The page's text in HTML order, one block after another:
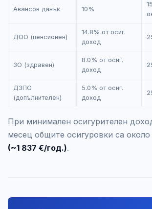
Авансов данък 10%
ДОО (пенсионен)
14.8% от осиг.
доход
ЗО (здравен)
8.0% от осиг.
доход
ДЗПО
(допълнителен)
5.0% от осиг.
доход
При минимален осигурителен
месец общите осигуровки са около
(~1 837 €/год.).